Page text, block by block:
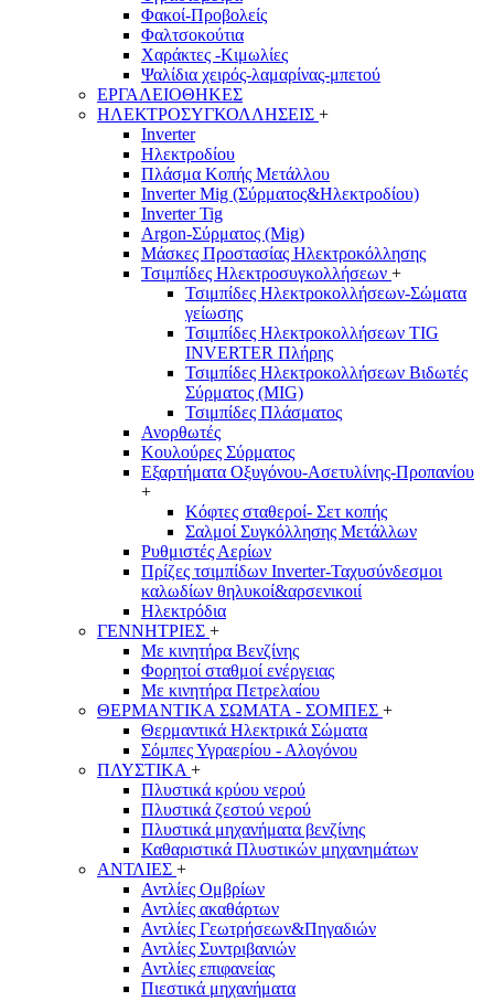
Φακοί-Προβολείς
Φαλτσοκούτια
Χαράκτες -Κιμωλίες
Ψαλίδια χειρός-λαμαρίνας-μπετού
ΕΡΓΑΛΕΙΟΘΗΚΕΣ
ΗΛΕΚΤΡΟΣΥΓΚΟΛΛΗΣΕΙΣ +
Inverter
Ηλεκτροδίου
Πλάσμα Κοπής Μετάλλου
Inverter Mig (Σύρματος&Ηλεκτροδίου)
Inverter Tig
Argon-Σύρματος (Mig)
Μάσκες Προστασίας Ηλεκτροκόλλησης
Τσιμπίδες Ηλεκτροσυγκολλήσεων +
Τσιμπίδες Ηλεκτροκολλήσεων-Σώματα
γείωσης
Τσιμπίδες Ηλεκτροκολλήσεων TIG
INVERTER Πλήρης
Τσιμπίδες Ηλεκτροκολλήσεων Βιδωτές
Σύρματος (MIG)
Τσιμπίδες Πλάσματος
Ανορθωτές
Κουλούρες Σύρματος
Εξαρτήματα Οξυγόνου-Ασετυλίνης-Προπανίου
+
Κόφτες σταθεροί- Σετ κοπής
Σαλμοί Συγκόλλησης Μετάλλων
Ρυθμιστές Αερίων
Πρίζες τσιμπίδων Inverter-Ταχυσύνδεσμοι
καλωδίων θηλυκοί&αρσενικοιί
Ηλεκτρόδια
ΓΕΝΝΗΤΡΙΕΣ +
Με κινητήρα Βενζίνης
Φορητοί σταθμοί ενέργειας
Με κινητήρα Πετρελαίου
ΘΕΡΜΑΝΤΙΚΑ ΣΩΜΑΤΑ - ΣΟΜΠΕΣ +
Θερμαντικά Ηλεκτρικά Σώματα
Σόμπες Υγραερίου - Αλογόνου
ΠΛΥΣΤΙΚΑ +
Πλυστικά κρύου νερού
Πλυστικά ζεστού νερού
Πλυστικά μηχανήματα βενζίνης
Καθαριστικά Πλυστικών μηχανημάτων
ΑΝΤΛΙΕΣ +
Αντλίες Ομβρίων
Αντλίες ακαθάρτων
Αντλίες Γεωτρήσεων&Πηγαδιών
Αντλίες Συντριβανιών
Αντλίες επιφανείας
Πιεστικά μηχανήματα